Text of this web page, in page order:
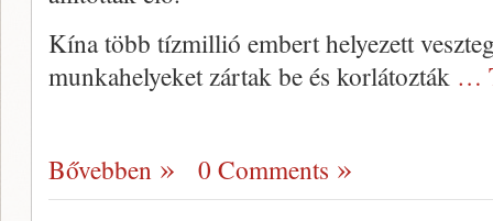
Kína több tízmillió embert helyezett
munkahelyeket zártak be és korlátozták …
Bővebben 0 Comments